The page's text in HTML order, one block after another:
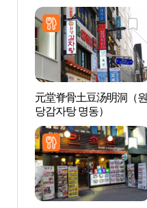
元堂脊骨土豆汤明洞（원
당감자탕 명동）